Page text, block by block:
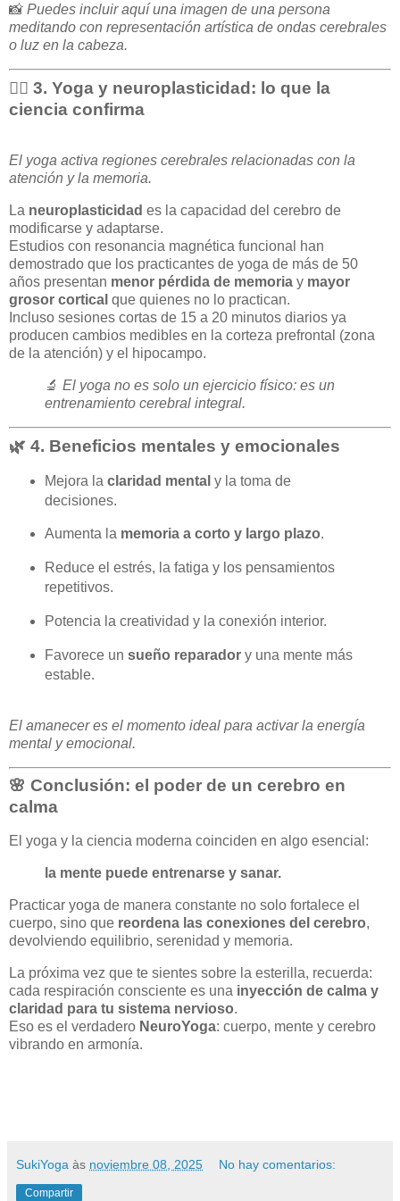
📸 Puedes incluir aquí una imagen de una persona
meditando con representación artística de ondas cerebrales
o luz en la cabeza.
🧘‍♀️ 3. Yoga y neuroplasticidad: lo que la
ciencia confirma
El yoga activa regiones cerebrales relacionadas con la
atención y la memoria.
La neuroplasticidad es la capacidad del cerebro de
modificarse y adaptarse.
Estudios con resonancia magnética funcional han
demostrado que los practicantes de yoga de más de 50
años presentan menor pérdida de memoria y mayor
grosor cortical que quienes no lo practican.
Incluso sesiones cortas de 15 a 20 minutos diarios ya
producen cambios medibles en la corteza prefrontal (zona
de la atención) y el hipocampo.
🔬 El yoga no es solo un ejercicio físico: es un
entrenamiento cerebral integral.
🌿 4. Beneficios mentales y emocionales
Mejora la claridad mental y la toma de
decisiones.
Aumenta la memoria a corto y largo plazo.
Reduce el estrés, la fatiga y los pensamientos
repetitivos.
Potencia la creatividad y la conexión interior.
Favorece un sueño reparadory una mente más
estable.
El amanecer es el momento ideal para activar la energía
mental y emocional.
🌸 Conclusión: el poder de un cerebro en
calma
El yoga y la ciencia moderna coinciden en algo esencial:
la mente puede entrenarse y sanar.
Practicar yoga de manera constante no solo fortalece el
cuerpo, sino que reordena las conexiones del cerebro,
devolviendo equilibrio, serenidad y memoria.
La próxima vez que te sientes sobre la esterilla, recuerda:
cada respiración consciente es una inyección de calma y
claridad para tu sistema nervioso.
Eso es el verdadero NeuroYoga: cuerpo, mente y cerebro
vibrando en armonía.
SukiYoga às noviembre 08, 2025 No hay comentarios:
Compartir